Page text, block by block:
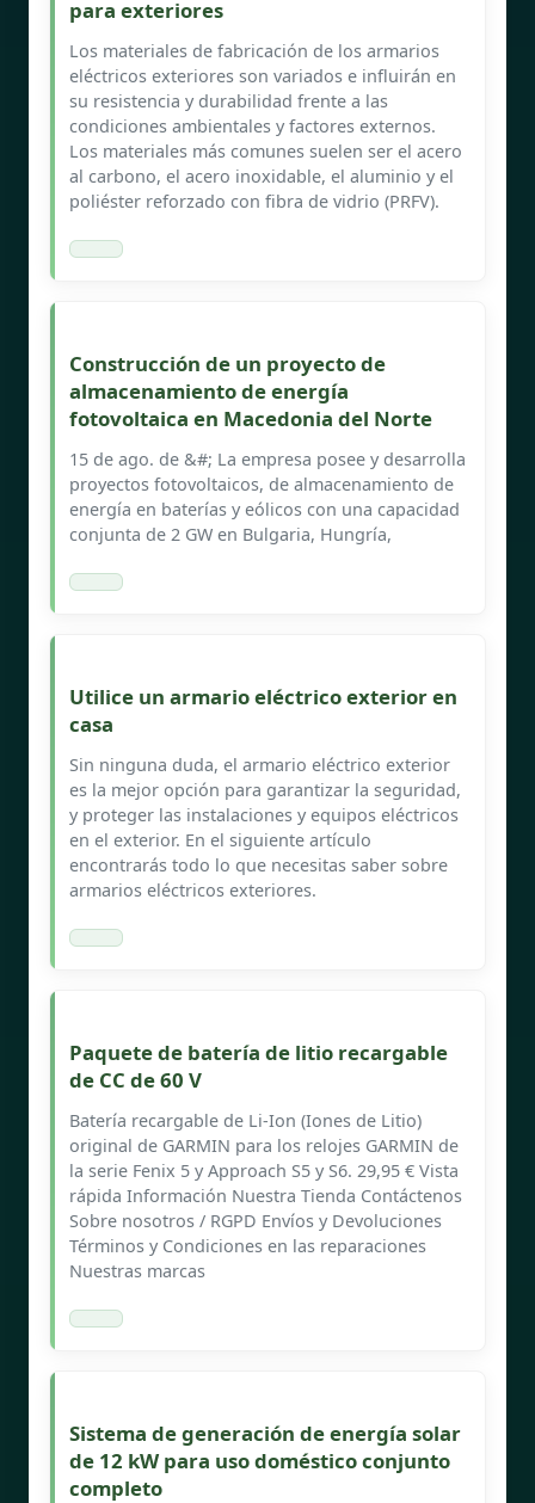
para exteriores
Los materiales de fabricación de los armarios
eléctricos exteriores son variados e influirán en
su resistencia y durabilidad frente a las
condiciones ambientales y factores externos.
Los materiales más comunes suelen ser el acero
al carbono, el acero inoxidable, el aluminio y el
poliéster reforzado con fibra de vidrio (PRFV).
Construcción de un proyecto de
almacenamiento de energía
fotovoltaica en Macedonia del Norte
15 de ago. de &#; La empresa posee y desarrolla
proyectos fotovoltaicos, de almacenamiento de
energía en baterías y eólicos con una capacidad
conjunta de 2 GW en Bulgaria, Hungría,
Utilice un armario eléctrico exterior en
casa
Sin ninguna duda, el armario eléctrico exterior
es la mejor opción para garantizar la seguridad,
y proteger las instalaciones y equipos eléctricos
en el exterior. En el siguiente artículo
encontrarás todo lo que necesitas saber sobre
armarios eléctricos exteriores.
Paquete de batería de litio recargable
de CC de 60 V
Batería recargable de Li-Ion (Iones de Litio)
original de GARMIN para los relojes GARMIN de
la serie Fenix 5 y Approach S5 y S6. 29,95 € Vista
rápida Información Nuestra Tienda Contáctenos
Sobre nosotros / RGPD Envíos y Devoluciones
Términos y Condiciones en las reparaciones
Nuestras marcas
Sistema de generación de energía solar
de 12 kW para uso doméstico conjunto
completo